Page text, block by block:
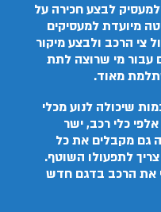
לבצע חכירה על
מיועדת למעסיקים
צי הרכב ולבצע מיקור
עבור מי שרוצה לתת
מאוד.
שיכולה לנוע מכלי
כלי רכב, ישר
גם מקבלים את כל
לתפעולו השוטף.
את הרכב בדגם חדש